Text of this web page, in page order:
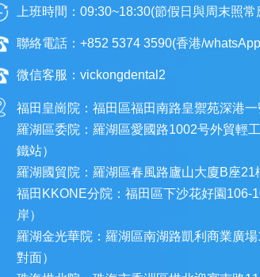
上班時間：09:30~18:30(節假日與周末照常
聯絡電話：+852 5374 3590(香港/
微信客服：vickongdental2
福田皇崗院：福田區福田南路皇禦苑深港
羅湖區委院：羅湖區愛國路1002号外貿輕
鐵站）
羅湖國貿院：羅湖區春風路廬山大廈B座
福田KKONE分院：福田區下沙花好園106-
岸）
羅湖金光華院：羅湖區南湖路凱利商業廣
對面）